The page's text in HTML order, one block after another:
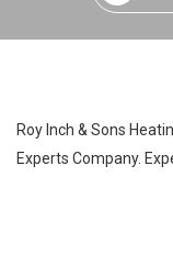
Roy Inch & Sons
Experts Company.